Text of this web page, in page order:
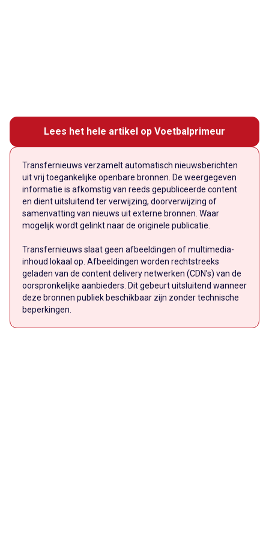
Lees het hele artikel op Voetbalprimeur
Transfernieuws verzamelt automatisch nieuwsberichten
uit vrij toegankelijke openbare bronnen. De weergegeven
informatie is afkomstig van reeds gepubliceerde content
en dient uitsluitend ter verwijzing, doorverwijzing of
samenvatting van nieuws uit externe bronnen. Waar
mogelijk wordt gelinkt naar de originele publicatie.
Transfernieuws slaat geen afbeeldingen of multimedia-
inhoud lokaal op. Afbeeldingen worden rechtstreeks
geladen van de content delivery netwerken (CDN’s) van de
oorspronkelijke aanbieders. Dit gebeurt uitsluitend wanneer
deze bronnen publiek beschikbaar zijn zonder technische
beperkingen.